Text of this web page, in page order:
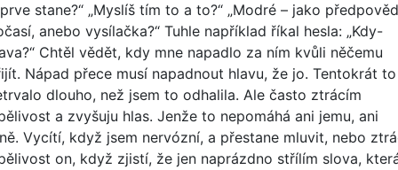
stane?“ „Myslíš tím to a to?“ „Modré – jako
anebo vysílačka?“ Tuhle například říkal hesla: „Kdy-
Chtěl vědět, kdy mne napadlo za ním kvůli něčemu
Nápad přece musí napadnout hlavu, že jo. Tentokrát to
dlouho, než jsem to odhalila. Ale často ztrácím
a zvyšuju hlas. Jenže to nepomáhá ani jemu, ani
Vycítí, když jsem nervózní, a přestane mluvit, nebo
on, když zjistí, že jen naprázdno střílím slova,